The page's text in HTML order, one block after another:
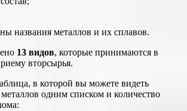
названия металлов и их сплавов.
13 видов, которые принимаются в
вторсырья.
в которой вы можете видеть
одним списком и количество